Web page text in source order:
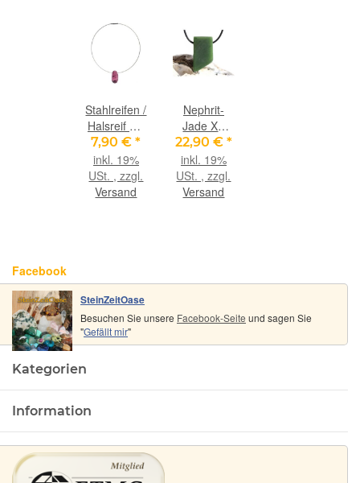
Stahlreifen /
Halsreif mit
Drehverschluss
- stahlgrau /
silber - 1
dickere
7,90 €*
inkl. 19%
USt. , zzgl.
Versand
Nephrit-
Jade XL
Schmuckstein
/
Scheibenstein
gebohrt
x 2,1 cm x
22,90 € *
inkl. 19%
USt. , zzgl.
Versand
Facebook
SteinZeitOase
Besuchen Sie unsere Facebook-Seite und sagen Sie
"Gefällt mir"
Kategorien
Information